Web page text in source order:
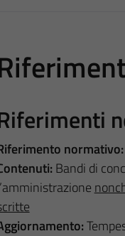
normativo:
Bandi di